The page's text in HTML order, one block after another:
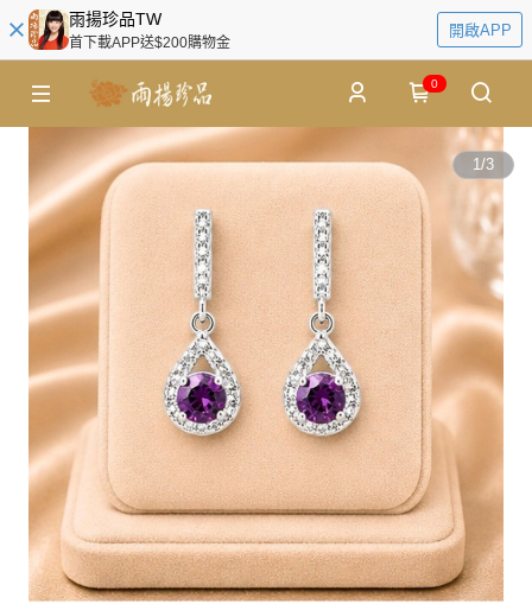
雨揚珍品TW
首下載APP送$200購物金
開啟APP
0
1/3